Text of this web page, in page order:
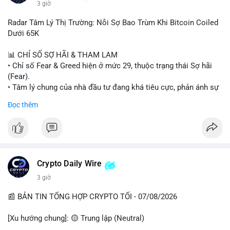
#binancesquare #cryptonews #wintermute #brokerdealer
#tokenizedsecurities
$btc $eth
#vlikevn
3 giờ
Radar Tâm Lý Thị Trường: Nỗi Sợ Bao Trùm Khi Bitcoin Coiled
Dưới 65K
📊 CHỈ SỐ SỢ HÃI & THAM LAM
• Chỉ số Fear & Greed hiện ở mức 29, thuộc trạng thái Sợ hãi
(Fear).
• Tâm lý chung của nhà đầu tư đang khá tiêu cực, phản ánh sự
• CoinGecko Trending: Plume (PLUME), Cash Cat (CASHCAT),
• LunarCrush Trending: Ethereum, Solana, Dogecoin, Polkadot,
Chainlink.
Viettel) và các từ khóa đời sống khác đang chiếm ưu thế.
💬 DÒNG CHẢY TIN TỨC & TRUYỀN THÔNG
Đọc thêm
Crypto Daily Wire
3 giờ
📰 BẢN TIN TỔNG HỢP CRYPTO TỐI - 07/08/2026
[Xu hướng chung]: 🟡 Trung lập (Neutral)